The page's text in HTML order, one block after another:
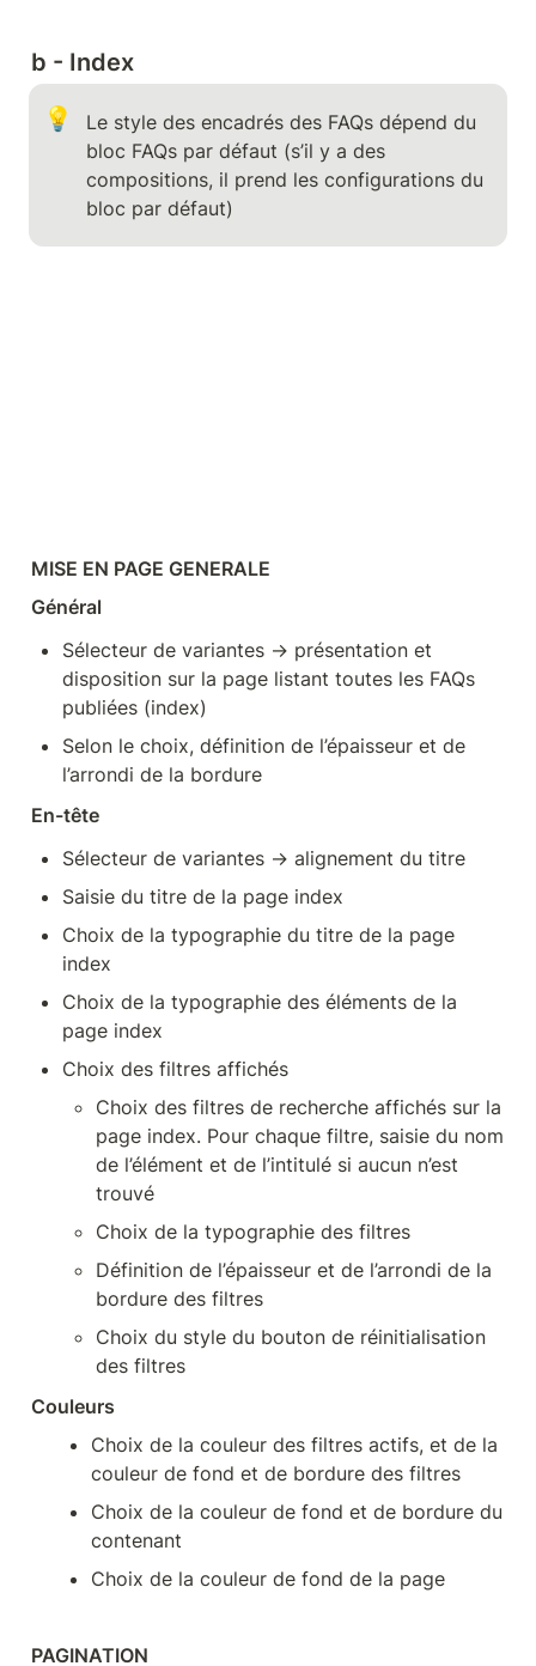
b - Index
💡
Le style des encadrés des FAQs dépend du
bloc FAQs par défaut (s’il y a des
compositions, il prend les configurations du
bloc par défaut)
MISE EN PAGE GENERALE
Général
Sélecteur de variantes → présentation et
disposition sur la page listant toutes les FAQs
publiées (index)
Selon le choix, définition de l’épaisseur et de
l’arrondi de la bordure
En-tête
Sélecteur de variantes → alignement du titre
Saisie du titre de la page index
Choix de la typographie du titre de la page
index
Choix de la typographie des éléments de la
page index
Choix des filtres affichés
Choix des filtres de recherche affichés sur la
page index. Pour chaque filtre, saisie du nom
de l’élément et de l’intitulé si aucun n’est
trouvé
Choix de la typographie des filtres
Définition de l’épaisseur et de l’arrondi de la
bordure des filtres
Choix du style du bouton de réinitialisation
des filtres
Couleurs
Choix de la couleur des filtres actifs, et de la
couleur de fond et de bordure des filtres
Choix de la couleur de fond et de bordure du
contenant
Choix de la couleur de fond de la page
PAGINATION